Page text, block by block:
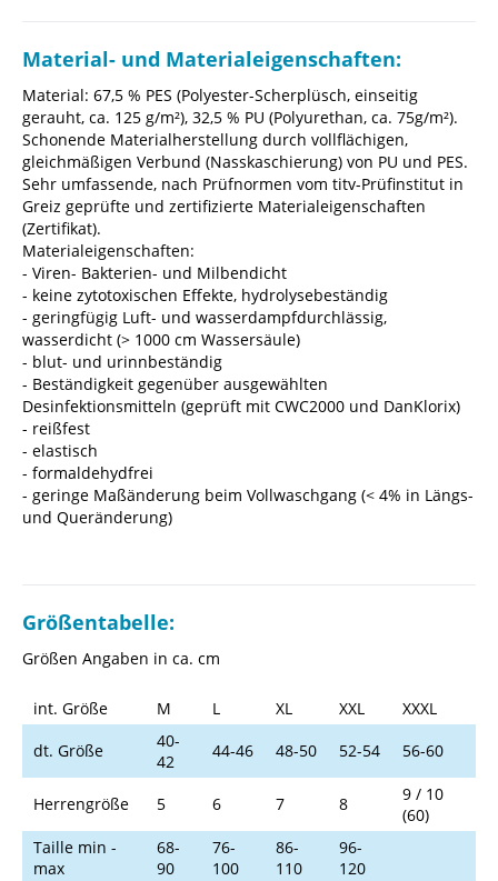
Material- und Materialeigenschaften:
Material: 67,5 % PES (Polyester-Scherplüsch, einseitig
gerauht, ca. 125 g/m²), 32,5 % PU (Polyurethan, ca. 75g/m²).
Schonende Materialherstellung durch vollflächigen,
gleichmäßigen Verbund (Nasskaschierung) von PU und PES.
Sehr umfassende, nach Prüfnormen vom titv-Prüfinstitut in
Greiz geprüfte und zertifizierte Materialeigenschaften
(Zertifikat).
Materialeigenschaften:
- Viren- Bakterien- und Milbendicht
- keine zytotoxischen Effekte, hydrolysebeständig
- geringfügig Luft- und wasserdampfdurchlässig,
wasserdicht (> 1000 cm Wassersäule)
- blut- und urinnbeständig
- Beständigkeit gegenüber ausgewählten
Desinfektionsmitteln (geprüft mit CWC2000 und DanKlorix)
- reißfest
- elastisch
- formaldehydfrei
- geringe Maßänderung beim Vollwaschgang (< 4% in Längs-
und Queränderung)
Größentabelle:
Größen Angaben in ca. cm
int. Größe M L XL XXL
XXXL
dt. Größe
40-
42
44-46 48-50 52-54 56-60
Herrengröße 5 6 7 8
9 / 10
(60)
Taille min -
max
68-
90
76-
100
86-
110
96-
120